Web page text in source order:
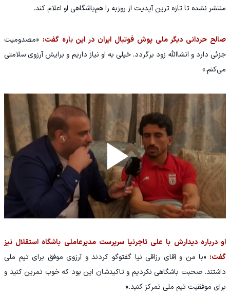
منتشر نشده تا تازه ترین آپدیت از روزبه را هم‌باشگاهی او اعلام کند.
صالح حردانی دیگر ملی پوش فوتبال ایران در این باره گفت: «مصدومیت
جزئی دارد و انشاالله زود برگردد. خیلی به او نیاز داریم و برایش آرزوی سلامتی
می‌کنم.»
او درباره دیدارش با علی تاجرنیا سرپرست مدیرعاملی باشگاه استقلال نیز
گفت: «با من و آقای رزاقی نیا گفتوگو کردند و آرزوی موفق برای تیم ملی
داشتند. صحبت باشگاهی نکردیم و تاکیدشان این بود که خوب تمرین کنید و
برای موفقیت تیم ملی تمرکز کنید.»